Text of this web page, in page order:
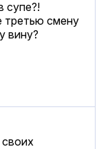
супе?!
третью смену
вину?